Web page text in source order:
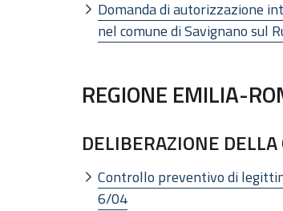
Domanda di autorizzazione
nel comune di Savignano sul
REGIONE EMILIA-
DELIBERAZIONE
Controllo preventivo di
6/04